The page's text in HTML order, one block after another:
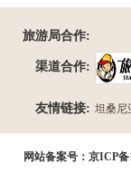
旅游局合作:
渠道合作:
友情链接: 坦桑尼
网站备案号： 京ICP备